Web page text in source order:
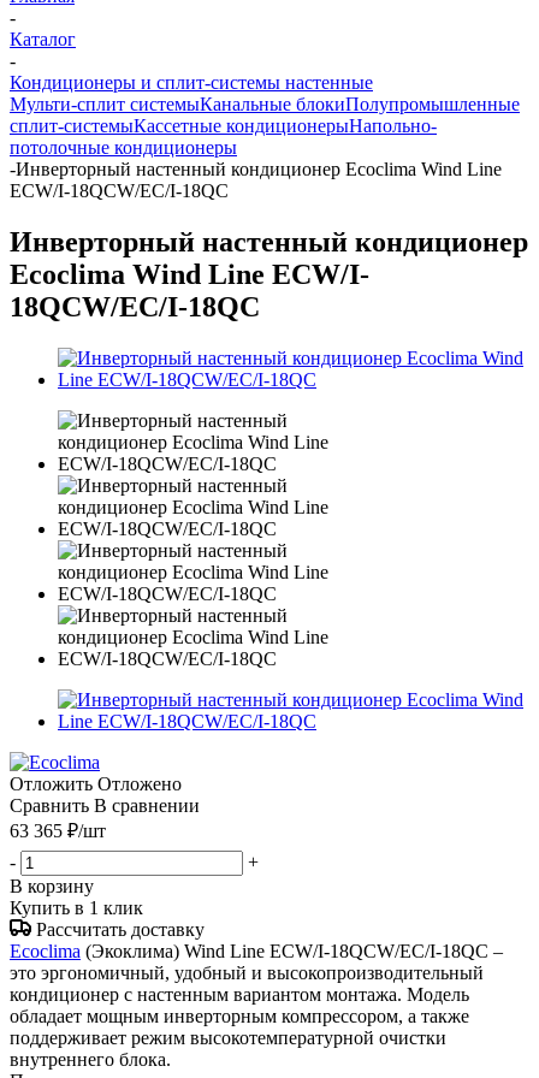
-
Каталог
-
Кондиционеры и сплит-системы настенные
Мульти-сплит системыКанальные блокиПолупромышленные
сплит-системыКассетные кондиционерыНапольно-
потолочные кондиционеры
-Инверторный настенный кондиционер Ecoclima Wind Line
ECW/I-18QCW/EC/I-18QC
Инверторный настенный кондиционер
Ecoclima Wind Line ECW/I-
18QCW/EC/I-18QC
Отложить Отложено
Сравнить В сравнении
63 365 ₽/шт
-
+
В корзину
Купить в 1 клик
Рассчитать доставку
Ecoclima (Экоклима) Wind Line ECW/I-18QCW/EC/I-18QC –
это эргономичный, удобный и высокопроизводительный
кондиционер с настенным вариантом монтажа. Модель
обладает мощным инверторным компрессором, а также
поддерживает режим высокотемпературной очистки
внутреннего блока.